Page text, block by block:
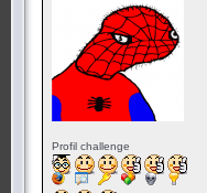
Profil challenge